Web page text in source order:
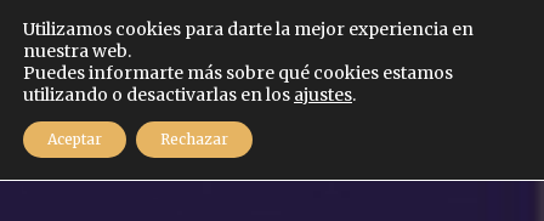
MENÚ
Español
Utilizamos cookies para darte la mejor experiencia en
nuestra web.
Puedes informarte más sobre qué cookies estamos
utilizando o desactivarlas en los ajustes.
Aceptar Rechazar